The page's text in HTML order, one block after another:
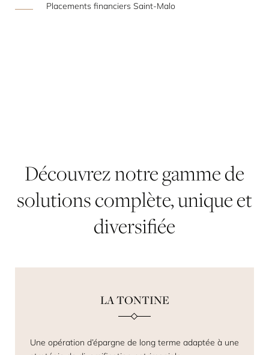
Placements financiers Saint-Malo
Découvreznotregammede
solutionscomplète,uniqueet
diversifiée
LA TONTINE
Une opération d’épargne de long terme adaptée à une